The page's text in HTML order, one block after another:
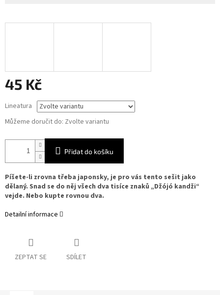
45 Kč
cena:
Lineatura
Můžeme doručit do: Zvolte variantu
Přidat do košíku
Píšete-li zrovna třeba japonsky, je pro vás tento sešit jako
dělaný. Snad se do něj všech dva tisíce znaků „Džójó kandži“
vejde. Nebo kupte rovnou dva.
Detailní informace
ZEPTAT SE SDÍLET